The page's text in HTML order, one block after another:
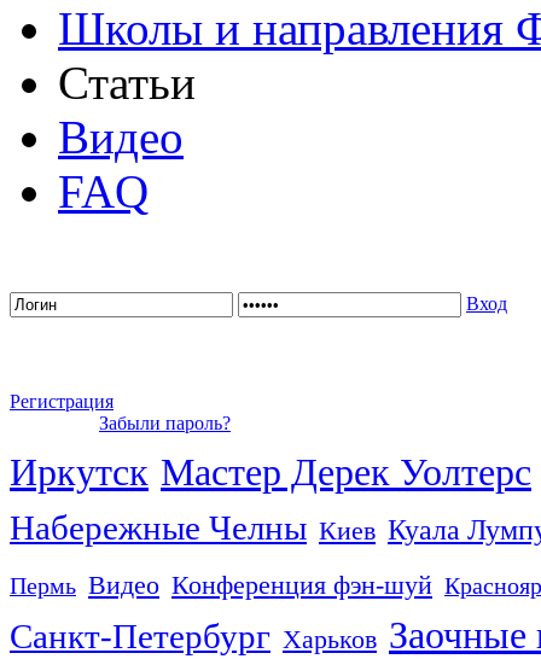
Школы и направления
Статьи
Видео
FAQ
Вход
Регистрация
Забыли пароль?
Иркутск Мастер Дерек Уолтерс
Набережные Челны Киев Куала
Пермь Видео Конференция фэн-шуй
Санкт-Петербург Харьков Заочные